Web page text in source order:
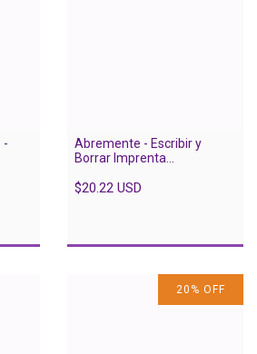
-
Abremente - Escribir y
Borrar Imprenta
$20.22 USD
20 % OFF